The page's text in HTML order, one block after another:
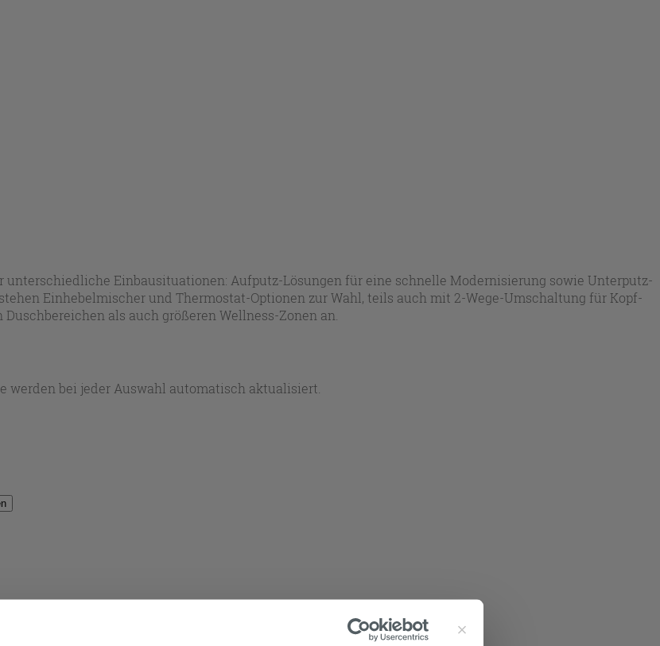
Einbausituationen: Aufputz-Lösungen für eine schnelle Modernisierung sowie Unterputz-
Einhebelmischer und Thermostat-Optionen zur Wahl, teils auch mit 2-Wege-Umschaltung für Kopf-
als auch größeren Wellness-Zonen an.
bei jeder Auswahl automatisch aktualisiert.